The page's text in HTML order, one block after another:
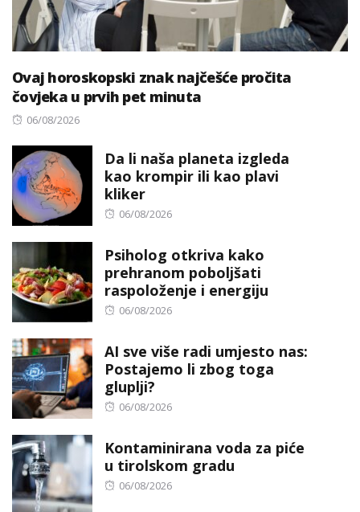
Ovaj horoskopski znak najčešće pročita
čovjeka u prvih pet minuta
Posted
06/08/2026
Da li naša planeta izgleda
kao krompir ili kao plavi
kliker
Posted
06/08/2026
Psiholog otkriva kako
prehranom poboljšati
raspoloženje i energiju
Posted
06/08/2026
AI sve više radi umjesto nas:
Postajemo li zbog toga
gluplji?
Posted
06/08/2026
Kontaminirana voda za piće
u tirolskom gradu
Posted
06/08/2026